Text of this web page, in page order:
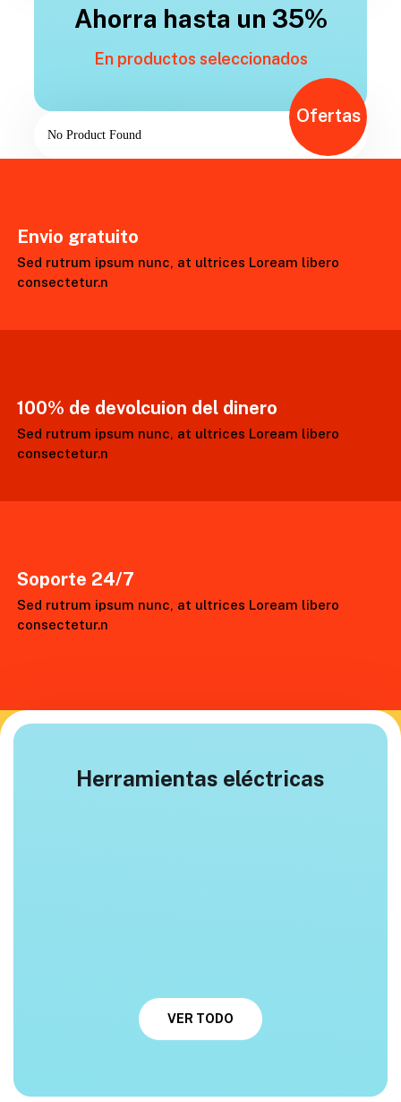
Ahorra hasta un 35%
En productos seleccionados
Ofertas
No Product Found
Envio gratuito
Sed rutrum ipsum nunc, at ultrices Loream libero
consectetur.n
100% de devolcuion del dinero
Sed rutrum ipsum nunc, at ultrices Loream libero
consectetur.n
Soporte 24/7
Sed rutrum ipsum nunc, at ultrices Loream libero
consectetur.n
Herramientas eléctricas
VER TODO